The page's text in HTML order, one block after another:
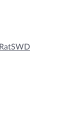
RatSWD